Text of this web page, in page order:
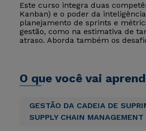
Este curso integra duas
Kanban) e o poder da
planejamento de sprints e
gestão, como na estimativa de
atraso. Aborda também os
O que você vai
GESTÃO DA CADEIA DE
SUPPLY CHAIN MANAGEMENT